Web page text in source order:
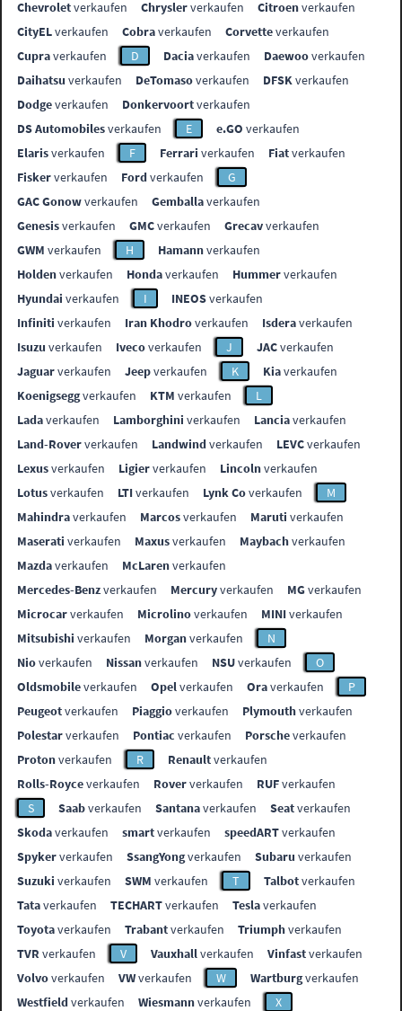
Chevroletverkaufen Chryslerverkaufen Citroenverkaufen
CityELverkaufen Cobraverkaufen Corvetteverkaufen
Cupraverkaufen D Daciaverkaufen Daewooverkaufen
Daihatsu verkaufen DeTomasoverkaufen DFSKverkaufen
Dodgeverkaufen Donkervoortverkaufen
DS Automobilesverkaufen E e.GO verkaufen
Elarisverkaufen F Ferrari verkaufen Fiatverkaufen
Fiskerverkaufen Fordverkaufen
G
GAC Gonowverkaufen Gemballaverkaufen
Genesisverkaufen GMCverkaufen Grecavverkaufen
GWM verkaufen H Hamannverkaufen
Holdenverkaufen Hondaverkaufen Hummerverkaufen
Hyundai verkaufen I INEOSverkaufen
Infiniti verkaufen Iran Khodroverkaufen Isderaverkaufen
Isuzu verkaufen Ivecoverkaufen J JACverkaufen
Jaguarverkaufen Jeepverkaufen K Kiaverkaufen
Koenigseggverkaufen KTM verkaufen
L
Ladaverkaufen Lamborghini verkaufen Lanciaverkaufen
Land-Roververkaufen Landwindverkaufen LEVCverkaufen
Lexusverkaufen Ligierverkaufen Lincolnverkaufen
Lotusverkaufen LTIverkaufen Lynk Coverkaufen
M
Mahindraverkaufen Marcosverkaufen Maruti verkaufen
Maserati verkaufen Maxusverkaufen Maybachverkaufen
Mazdaverkaufen McLarenverkaufen
Mercedes-Benzverkaufen Mercuryverkaufen MGverkaufen
Microcarverkaufen Microlinoverkaufen MINIverkaufen
Mitsubishi verkaufen Morganverkaufen
N
Nioverkaufen Nissanverkaufen NSUverkaufen
O
Oldsmobileverkaufen Opelverkaufen Oraverkaufen
P
Peugeotverkaufen Piaggioverkaufen Plymouthverkaufen
Polestarverkaufen Pontiac verkaufen Porscheverkaufen
Protonverkaufen R Renaultverkaufen
Rolls-Royceverkaufen Roververkaufen RUFverkaufen
S
Saabverkaufen Santanaverkaufen Seatverkaufen
Skodaverkaufen smartverkaufen speedARTverkaufen
Spykerverkaufen SsangYongverkaufen Subaru verkaufen
Suzuki verkaufen SWM verkaufen T Talbotverkaufen
Tataverkaufen TECHARTverkaufen Teslaverkaufen
Toyotaverkaufen Trabantverkaufen Triumphverkaufen
TVR verkaufen V Vauxhallverkaufen Vinfastverkaufen
Volvoverkaufen VWverkaufen W Wartburgverkaufen
Westfieldverkaufen Wiesmannverkaufen
X